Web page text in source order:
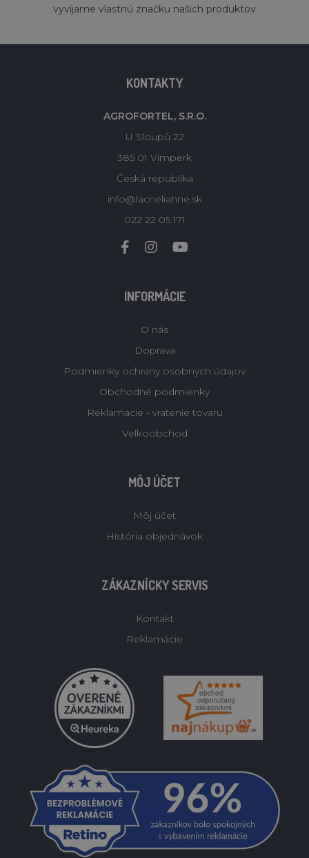
vyvíjame vlastnú značku našich produktov
KONTAKTY
AGROFORTEL, S.R.O.
U Sloupů 22
385 01 Vimperk
Česká republika
info@lacneliahne.sk
022 22 05 171
INFORMÁCIE
O nás
Doprava
Podmienky ochrany osobných údajov
Obchodné podmienky
Reklamacie - vratenie tovaru
Velkoobchod
MÔJ ÚČET
Môj účet
História objednávok
ZÁKAZNÍCKY SERVIS
Kontakt
Reklamácie